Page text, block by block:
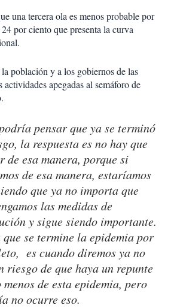
una tercera ola es menos probable por
por ciento que presenta la curva
población y a los gobiernos de las
actividades apegadas al semáforo de
pensar que ya se terminó
la respuesta es no hay que
de esa manera, porque si
de esa manera, estaríamos
que ya no importa que
las medidas de
y sigue siendo importante.
que se termine la epidemia por
es cuando diremos ya no
riesgo de que haya un repunte
de esta epidemia, pero
no ocurre eso.